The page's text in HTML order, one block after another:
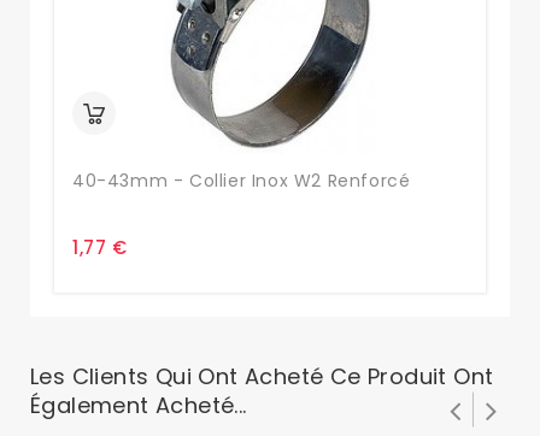
40-43mm - Collier Inox W2 Renforcé
1,77 €
Les Clients Qui Ont Acheté Ce Produit Ont
Également Acheté...